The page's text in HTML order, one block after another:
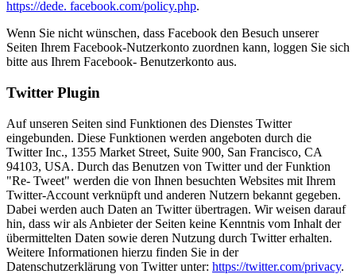
https://dede. facebook.com/policy.php.
Wenn Sie nicht wünschen, dass Facebook den Besuch unserer
Seiten Ihrem Facebook-Nutzerkonto zuordnen kann, loggen Sie sich
bitte aus Ihrem Facebook- Benutzerkonto aus.
Twitter Plugin
Auf unseren Seiten sind Funktionen des Dienstes Twitter
eingebunden. Diese Funktionen werden angeboten durch die
Twitter Inc., 1355 Market Street, Suite 900, San Francisco, CA
94103, USA. Durch das Benutzen von Twitter und der Funktion
"Re- Tweet" werden die von Ihnen besuchten Websites mit Ihrem
Twitter-Account verknüpft und anderen Nutzern bekannt gegeben.
Dabei werden auch Daten an Twitter übertragen. Wir weisen darauf
hin, dass wir als Anbieter der Seiten keine Kenntnis vom Inhalt der
übermittelten Daten sowie deren Nutzung durch Twitter erhalten.
Weitere Informationen hierzu finden Sie in der
Datenschutzerklärung von Twitter unter: https://twitter.com/privacy.